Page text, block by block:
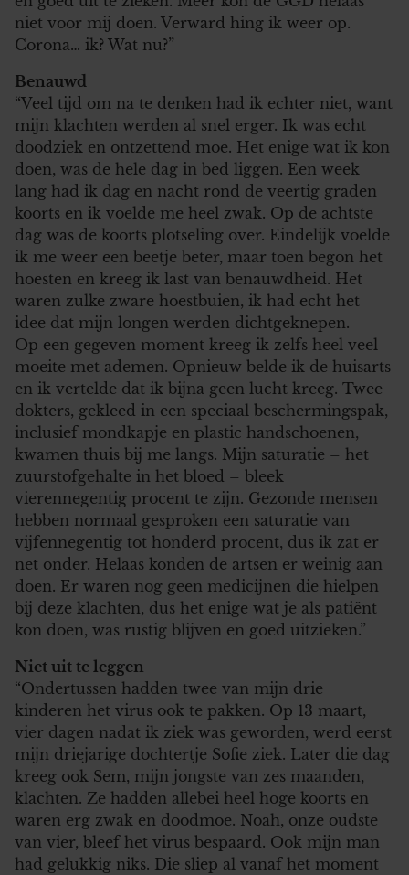
niet voor mij doen. Verward hing ik weer op.
Corona… ik? Wat nu?”
Benauwd
“Veel tijd om na te denken had ik echter niet, want
mijn klachten werden al snel erger. Ik was echt
doodziek en ontzettend moe. Het enige wat ik kon
doen, was de hele dag in bed liggen. Een week
lang had ik dag en nacht rond de veertig graden
koorts en ik voelde me heel zwak. Op de achtste
dag was de koorts plotseling over. Eindelijk voelde
ik me weer een beetje beter, maar toen begon het
hoesten en kreeg ik last van benauwdheid. Het
waren zulke zware hoestbuien, ik had echt het
idee dat mijn longen werden dichtgeknepen.
Op een gegeven moment kreeg ik zelfs heel veel
moeite met ademen. Opnieuw belde ik de huisarts
en ik vertelde dat ik bijna geen lucht kreeg. Twee
dokters, gekleed in een speciaal beschermingspak,
inclusief mondkapje en plastic handschoenen,
kwamen thuis bij me langs. Mijn saturatie – het
zuurstofgehalte in het bloed – bleek
vierennegentig procent te zijn. Gezonde mensen
hebben normaal gesproken een saturatie van
vijfennegentig tot honderd procent, dus ik zat er
net onder. Helaas konden de artsen er weinig aan
doen. Er waren nog geen medicijnen die hielpen
bij deze klachten, dus het enige wat je als patiënt
kon doen, was rustig blijven en goed uitzieken.”
Niet uit te leggen
“Ondertussen hadden twee van mijn drie
kinderen het virus ook te pakken. Op 13 maart,
vier dagen nadat ik ziek was geworden, werd eerst
mijn driejarige dochtertje Sofie ziek. Later die dag
kreeg ook Sem, mijn jongste van zes maanden,
klachten. Ze hadden allebei heel hoge koorts en
waren erg zwak en doodmoe. Noah, onze oudste
van vier, bleef het virus bespaard. Ook mijn man
had gelukkig niks. Die sliep al vanaf het moment